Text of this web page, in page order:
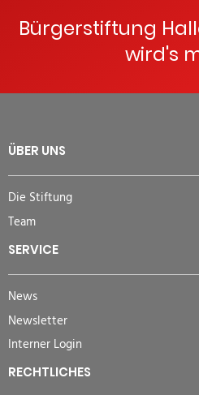
Bürgerstiftung
wird's
ÜBER UNS
Die Stiftung
Team
SERVICE
News
Newsletter
Interner Login
RECHTLICHES